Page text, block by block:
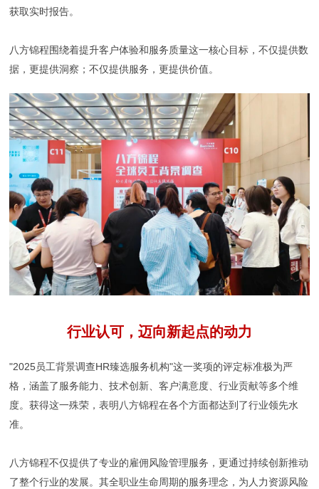
获取实时报告。
八方锦程围绕着提升客户体验和服务质量这一核心目标，不仅提供数
据，更提供洞察；不仅提供服务，更提供价值。
行业认可，迈向新起点的动力
"2025员工背景调查HR臻选服务机构"这一奖项的评定标准极为严
格，涵盖了服务能力、技术创新、客户满意度、行业贡献等多个维
度。获得这一殊荣，表明八方锦程在各个方面都达到了行业领先水
准。
八方锦程不仅提供了专业的雇佣风险管理服务，更通过持续创新推动
了整个行业的发展。其全职业生命周期的服务理念，为人力资源风险